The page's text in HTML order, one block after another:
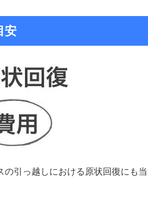
安
引っ越しにおける原状回復にも当